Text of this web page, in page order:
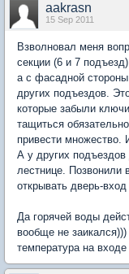
aakrasn
15 Sep 2011
Взволновал меня
секции (6 и 7
а с фасадной
других подъездов.
которые забыли
тащиться
привести множество.
А у других
лестнице. Позвонили
открывать дверь-
Да горячей воды
вообще не
температура на